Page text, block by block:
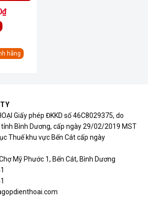
₫Giá
hiện
hãng
Giấy phép ĐKKD số 46C8029375, do
tỉnh Bình Dương, cấp ngày 29/02/2019 MST
Thuế khu vực Bến Cát cấp ngày
Mỹ Phước 1, Bến Cát, Bình Dương